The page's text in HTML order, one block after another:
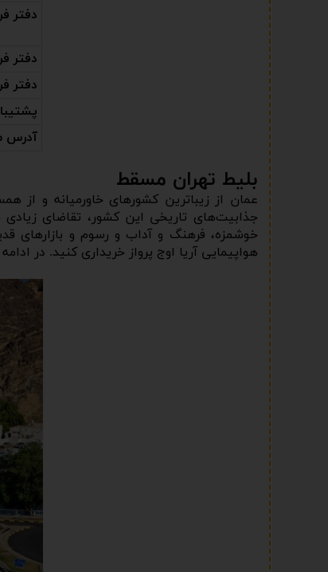
دفتر
دفتر
دفتر
آدرس
بلیط تهران مسقط
عمان از زیباترین کشورهای خاورمیانه و از
جذابیت‌های تاریخی این کشور، تقاضای زیادی
خوشمزه، فرهنگ و آداب و رسوم و بازارهای
هواپیمایی آریا اوج پرواز خریداری کنید. در